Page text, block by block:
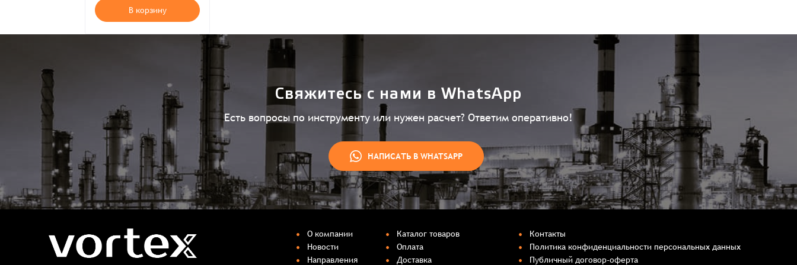
В корзину
Свяжитесь с нами в WhatsApp
Есть вопросы по инструменту или нужен расчет? Ответим оперативно!
НАПИСАТЬ В WHATSAPP
О компании
Новости
Направления
Каталог товаров
Оплата
Доставка
Контакты
Политика конфиденциальности персональных данных
Публичный договор-оферта